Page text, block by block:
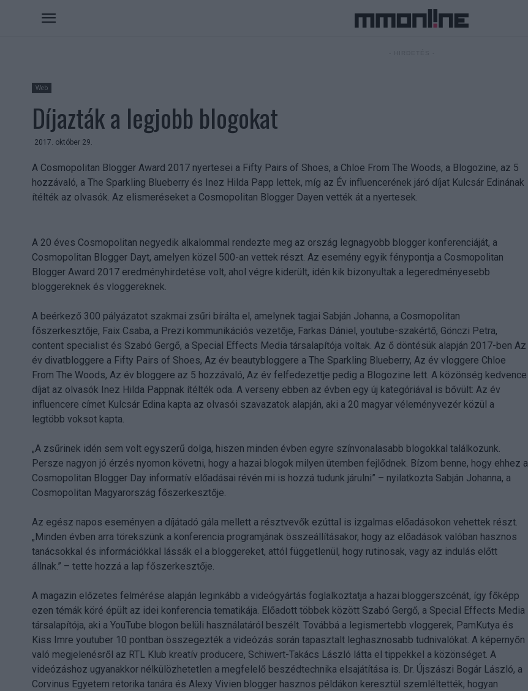
Web
Díjazták a legjobb blogokat
2017. október 29.
A Cosmopolitan Blogger Award 2017 nyertesei a Fifty Pairs of Shoes, a Chloe From The Woods, a Blogozine, az 5
hozzávaló, a The Sparkling Blueberry és Inez Hilda Papp lettek, míg az Év influencerének járó díjat Kulcsár Edinának
ítélték az olvasók. Az elismeréseket a Cosmopolitan Blogger Dayen vették át a nyertesek.
A 20 éves Cosmopolitan negyedik alkalommal rendezte meg az ország legnagyobb blogger konferenciáját, a
Cosmopolitan Blogger Dayt, amelyen közel 500-an vettek részt. Az esemény egyik fénypontja a Cosmopolitan
Blogger Award 2017 eredményhirdetése volt, ahol végre kiderült, idén kik bizonyultak a legeredményesebb
bloggereknek és vloggereknek.
A beérkező 300 pályázatot szakmai zsűri bírálta el, amelynek tagjai Sabján Johanna, a Cosmopolitan
főszerkesztője, Faix Csaba, a Prezi kommunikációs vezetője, Farkas Dániel, youtube-szakértő, Gönczi Petra,
content specialist és Szabó Gergő, a Special Effects Media társalapítója voltak. Az ő döntésük alapján 2017-ben Az
év divatbloggere a Fifty Pairs of Shoes, Az év beautybloggere a The Sparkling Blueberry, Az év vloggere Chloe
From The Woods, Az év bloggere az 5 hozzávaló, Az év felfedezettje pedig a Blogozine lett. A közönség kedvence
díjat az olvasók Inez Hilda Pappnak ítélték oda. A verseny ebben az évben egy új kategóriával is bővült: Az év
influencere címet Kulcsár Edina kapta az olvasói szavazatok alapján, aki a 20 magyar véleményvezér közül a
legtöbb voksot kapta.
„A zsűrinek idén sem volt egyszerű dolga, hiszen minden évben egyre színvonalasabb blogokkal találkozunk.
Persze nagyon jó érzés nyomon követni, hogy a hazai blogok milyen ütemben fejlődnek. Bízom benne, hogy ehhez a
Cosmopolitan Blogger Day informatív előadásai révén mi is hozzá tudunk járulni” – nyilatkozta Sabján Johanna, a
Cosmopolitan Magyarország főszerkesztője.
Az egész napos eseményen a díjátadó gála mellett a résztvevők ezúttal is izgalmas előadásokon vehettek részt.
„Minden évben arra törekszünk a konferencia programjának összeállításakor, hogy az előadások valóban hasznos
tanácsokkal és információkkal lássák el a bloggereket, attól függetlenül, hogy rutinosak, vagy az indulás előtt
állnak.” – tette hozzá a lap főszerkesztője.
A magazin előzetes felmérése alapján leginkább a videógyártás foglalkoztatja a hazai bloggerszcénát, így főképp
ezen témák köré épült az idei konferencia tematikája. Előadott többek között Szabó Gergő, a Special Effects Media
társalapítója, aki a YouTube blogon belüli használatáról beszélt. Továbbá a legismertebb vloggerek, PamKutya és
Kiss Imre youtuber 10 pontban összegezték a videózás során tapasztalt leghasznosabb tudnivalókat. A képernyőn
való megjelenésről az RTL Klub kreatív producere, Schiwert-Takács László látta el tippekkel a közönséget. A
videózáshoz ugyanakkor nélkülözhetetlen a megfelelő beszédtechnika elsajátítása is. Dr. Újszászi Bogár László, a
Corvinus Egyetem retorika tanára és Alexy Vivien blogger hasznos példákon keresztül szemléltették, hogyan